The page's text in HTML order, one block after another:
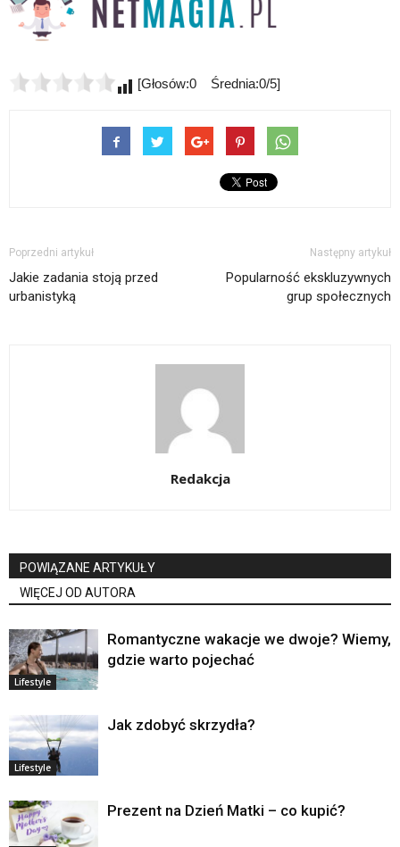
[Głosów:0 Średnia:0/5]
Poprzedni artykuł
Jakie zadania stoją przed
urbanistyką
Następny artykuł
Popularność ekskluzywnych
grup społecznych
Redakcja
POWIĄZANE ARTYKUŁY
WIĘCEJ OD AUTORA
Lifestyle
Romantyczne wakacje we dwoje? Wiemy,
gdzie warto pojechać
Lifestyle
Jak zdobyć skrzydła?
Prezent na Dzień Matki – co kupić?